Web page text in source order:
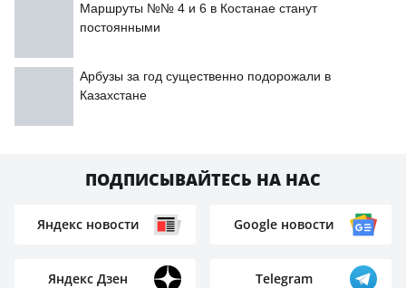
Маршруты №№ 4 и 6 в Костанае станут
постоянными
Арбузы за год существенно подорожали в
Казахстане
ПОДПИСЫВАЙТЕСЬ НА НАС
Яндекс новости Google новости
Яндекс Дзен Telegram